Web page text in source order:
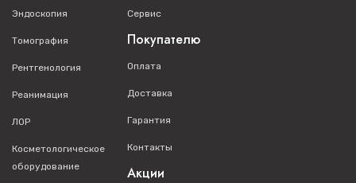
Угол раскрытия 180 градусов
Четкое изображение при любом освещении
Интуитивное управление
Быстрый доступ к функциям
Компактная конструкция:
Эндоскопия
Томография
Рентгенология
Реанимация
ЛОР
Косметологическое
оборудование
Сервис
Покупателю
Оплата
Доставка
Гарантия
Контакты
Акции